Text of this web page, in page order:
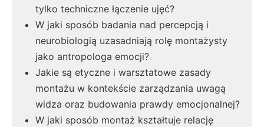
tylko techniczne łączenie ujęć?
W jaki sposób badania nad percepcją i
neurobiologią uzasadniają rolę montażysty
jako antropologa emocji?
Jakie są etyczne i warsztatowe zasady
montażu w kontekście zarządzania uwagą
widza oraz budowania prawdy emocjonalnej?
W jaki sposób montaż kształtuje relację